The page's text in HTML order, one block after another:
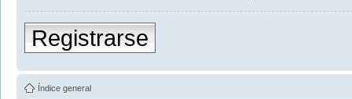
Registrarse
Índice general